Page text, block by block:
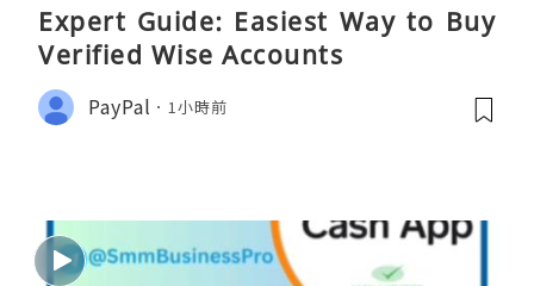
Expert Guide: Easiest Way to Buy
Verified Wise Accounts
PayPal 1小時前